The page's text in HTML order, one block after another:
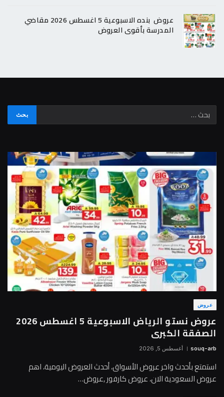
عروض بنده الاسبوعية 5 اغسطس 2026 مقاضي
المدرسة بأقوى العروض
عروض
عروض نستو الرياض الاسبوعية 5 اغسطس 2026
الصفقة الكبرى
souq-arb أغسطس 5, 2026
استمتع بأحدث واخر عروض الأسواق، أحدث العروض اليومية، اهم
عروض السعودية الان، عروض كارفور ,عروض…